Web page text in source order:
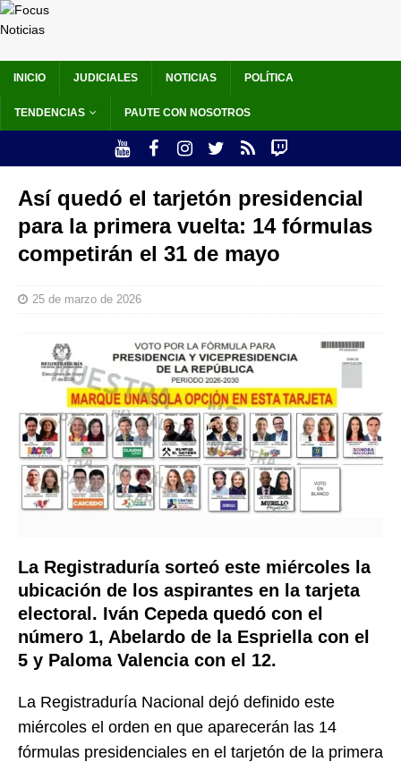
INICIO JUDICIALES NOTICIAS POLÍTICA
TENDENCIAS PAUTE CON NOSOTROS
Así quedó el tarjetón presidencial
para la primera vuelta: 14 fórmulas
competirán el 31 de mayo
25 de marzo de 2026
La Registraduría sorteó este miércoles la
ubicación de los aspirantes en la tarjeta
electoral. Iván Cepeda quedó con el
número 1, Abelardo de la Espriella con el
5 y Paloma Valencia con el 12.
La Registraduría Nacional dejó definido este
miércoles el orden en que aparecerán las 14
fórmulas presidenciales en el tarjetón de la primera